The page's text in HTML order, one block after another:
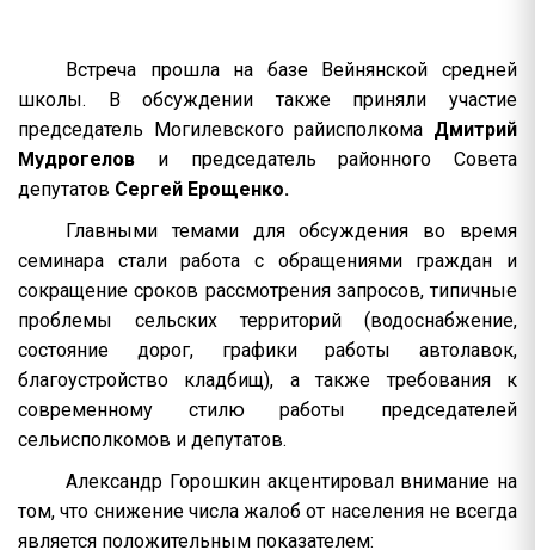
Встреча прошла на базе Вейнянской средней
школы. В обсуждении также приняли участие
председатель Могилевского райисполкома Дмитрий
Мудрогелов и председатель районного Совета
депутатов Сергей Ерощенко.
Главными темами для обсуждения во время
семинара стали работа с обращениями граждан и
сокращение сроков рассмотрения запросов, типичные
проблемы сельских территорий (водоснабжение,
состояние дорог, графики работы автолавок,
благоустройство кладбищ), а также требования к
современному стилю работы председателей
сельисполкомов и депутатов.
Александр Горошкин акцентировал внимание на
том, что снижение числа жалоб от населения не всегда
является положительным показателем: